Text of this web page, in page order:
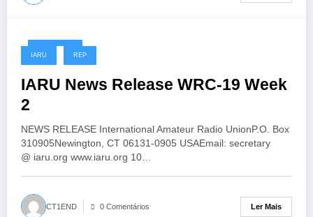
11/11/2019
IARU REP
IARU News Release WRC-19 Week
2
NEWS RELEASE International Amateur Radio UnionP.O. Box
310905Newington, CT 06131-0905 USAEmail: secretary
@ iaru.org www.iaru.org 10…
CT1END 0 Comentários Ler Mais